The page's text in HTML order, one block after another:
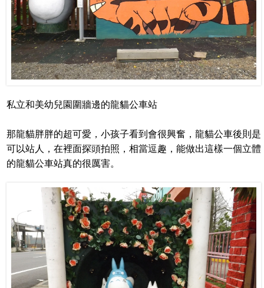
私立和美幼兒園圍牆邊的龍貓公車站
那龍貓胖胖的超可愛，小孩子看到會很興奮，龍貓公車後則是
可以站人，在裡面探頭拍照，相當逗趣，能做出這樣一個立體
的龍貓公車站真的很厲害。